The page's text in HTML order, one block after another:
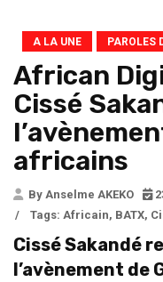
A LA UNE PAROLES
African
Cissé
africains
By Anselme AKEKO
/
Tags: Africain, BATX,
Cissé Sakandé
l’avènement de